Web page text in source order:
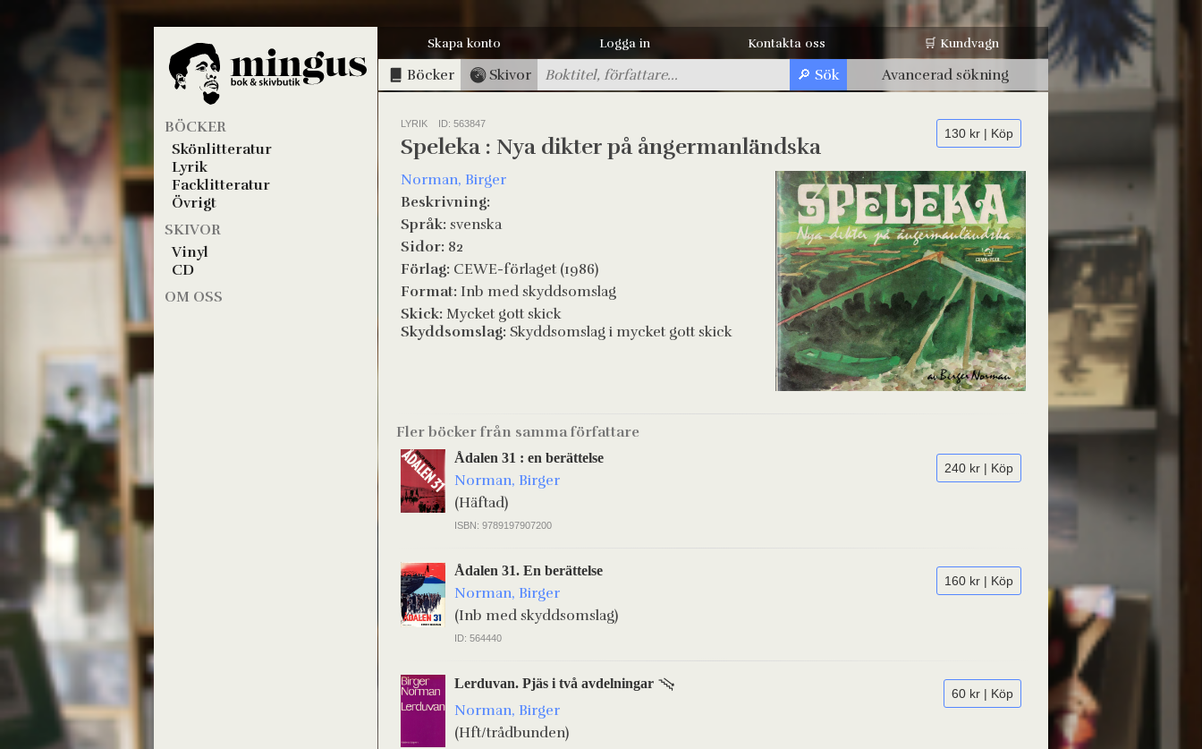
BÖCKER
Skönlitteratur
Lyrik
Facklitteratur
Övrigt
SKIVOR
Vinyl
CD
OM OSS
Skapa konto Logga in Kontakta oss 🛒 Kundvagn
Böcker Skivor Avancerad sökning
LYRIK ID: 563847
130 kr | Köp
Speleka : Nya dikter på ångermanländska
Norman, Birger
Beskrivning:
Språk: svenska
Sidor: 82
Förlag: CEWE-förlaget (1986)
Format: Inb med skyddsomslag
Skick: Mycket gott skick
Skyddsomslag: Skyddsomslag i mycket gott skick
Fler böcker från samma författare
240 kr | Köp
Ådalen 31 : en berättelse
Norman, Birger
(Häftad)
ISBN: 9789197907200
160 kr | Köp
Ådalen 31. En berättelse
Norman, Birger
(Inb med skyddsomslag)
ID: 564440
60 kr | Köp
Lerduvan. Pjäs i två avdelningar
Norman, Birger
(Hft/trådbunden)